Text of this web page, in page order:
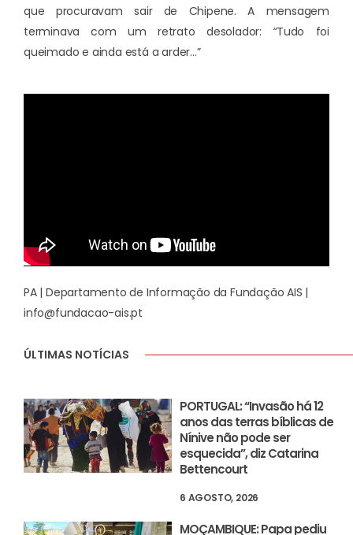
que procuravam sair de Chipene. A mensagem
terminava com um retrato desolador: “Tudo foi
queimado e ainda está a arder…”
PA | Departamento de Informação da Fundação AIS |
info@fundacao-ais.pt
ÚLTIMAS NOTÍCIAS
PORTUGAL: “Invasão há 12
anos das terras bíblicas de
Nínive não pode ser
esquecida”, diz Catarina
Bettencourt
6 AGOSTO, 2026
MOÇAMBIQUE: Papa pediu